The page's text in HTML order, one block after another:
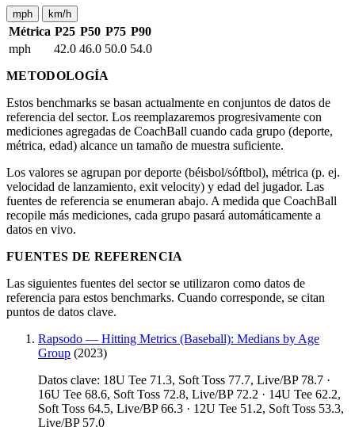
mph km/h
Métrica P25 P50 P75 P90
mph
42.0 46.0 50.0 54.0
METODOLOGÍA
Estos benchmarks se basan actualmente en conjuntos de datos de
referencia del sector. Los reemplazaremos progresivamente con
mediciones agregadas de CoachBall cuando cada grupo (deporte,
métrica, edad) alcance un tamaño de muestra suficiente.
Los valores se agrupan por deporte (béisbol/sóftbol), métrica (p. ej.
velocidad de lanzamiento, exit velocity) y edad del jugador. Las
fuentes de referencia se enumeran abajo. A medida que CoachBall
recopile más mediciones, cada grupo pasará automáticamente a
datos en vivo.
FUENTES DE REFERENCIA
Las siguientes fuentes del sector se utilizaron como datos de
referencia para estos benchmarks. Cuando corresponde, se citan
puntos de datos clave.
Rapsodo — Hitting Metrics (Baseball): Medians by Age
Group (2023)
Datos clave: 18U Tee 71.3, Soft Toss 77.7, Live/BP 78.7 ·
16U Tee 68.6, Soft Toss 72.8, Live/BP 72.2 · 14U Tee 62.2,
Soft Toss 64.5, Live/BP 66.3 · 12U Tee 51.2, Soft Toss 53.3,
Live/BP 57.0